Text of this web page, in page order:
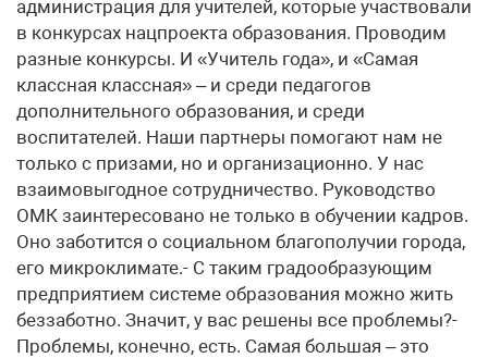
администрация для учителей, которые участвовали
в конкурсах нацпроекта образования. Проводим
разные конкурсы. И «Учитель года», и «Самая
классная классная» – и среди педагогов
дополнительного образования, и среди
воспитателей. Наши партнеры помогают нам не
только с призами, но и организационно. У нас
взаимовыгодное сотрудничество. Руководство
ОМК заинтересовано не только в обучении кадров.
Оно заботится о социальном благополучии города,
его микроклимате.- С таким градообразующим
предприятием системе образования можно жить
беззаботно. Значит, у вас решены все проблемы?-
Проблемы, конечно, есть. Самая большая – это